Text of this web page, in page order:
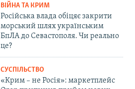
ВІЙНА ТА КРИМ
Російська влада обіцяє закрити
морський шлях українським
БпЛА до Севастополя. Чи реально
це?
СУСПІЛЬСТВО
«Крим – не Росія»: маркетплейс